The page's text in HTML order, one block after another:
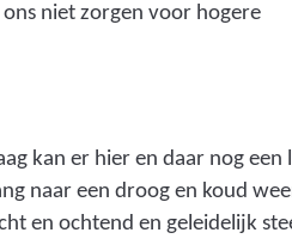
niet zorgen voor hogere
kan er hier en daar nog een
naar een droog en koud
en ochtend en geleidelijk